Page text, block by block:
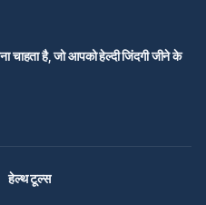
चाहता है, जो आपको हेल्दी जिंदगी जीने के
हेल्थ टूल्स